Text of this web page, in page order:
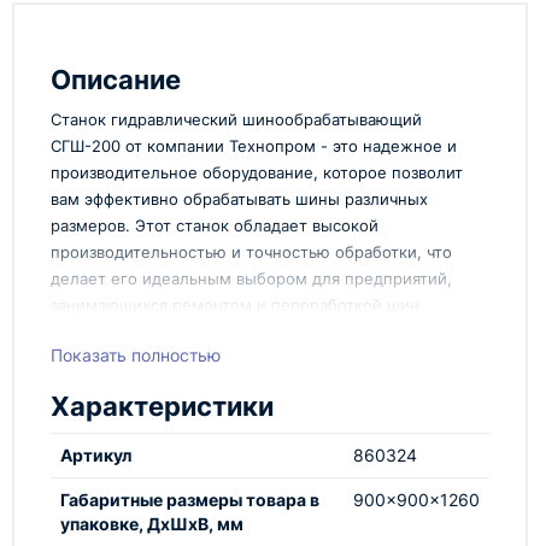
Описание
Станок гидравлический шинообрабатывающий
СГШ-200 от компании Технопром - это надежное и
производительное оборудование, которое позволит
вам эффективно обрабатывать шины различных
размеров. Этот станок обладает высокой
производительностью и точностью обработки, что
делает его идеальным выбором для предприятий,
занимающихся ремонтом и переработкой шин.
Преимущества:
Станок гидравлический шинообрабатывающий
СГШ-200 от Технопром обладает рядом
преимуществ, среди которых:
эффективность работы
Надежность и долговечность
Показать полностью
Характеристики
Артикул 860324
Габаритные размеры товара в
упаковке, ДхШхВ, мм
900x900x1260